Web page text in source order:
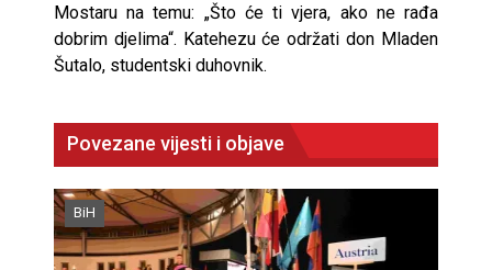
Mostaru na temu: „Što će ti vjera, ako ne rađa
dobrim djelima“. Katehezu će održati don Mladen
Šutalo, studentski duhovnik.
Povezane vijesti i objave
BiH